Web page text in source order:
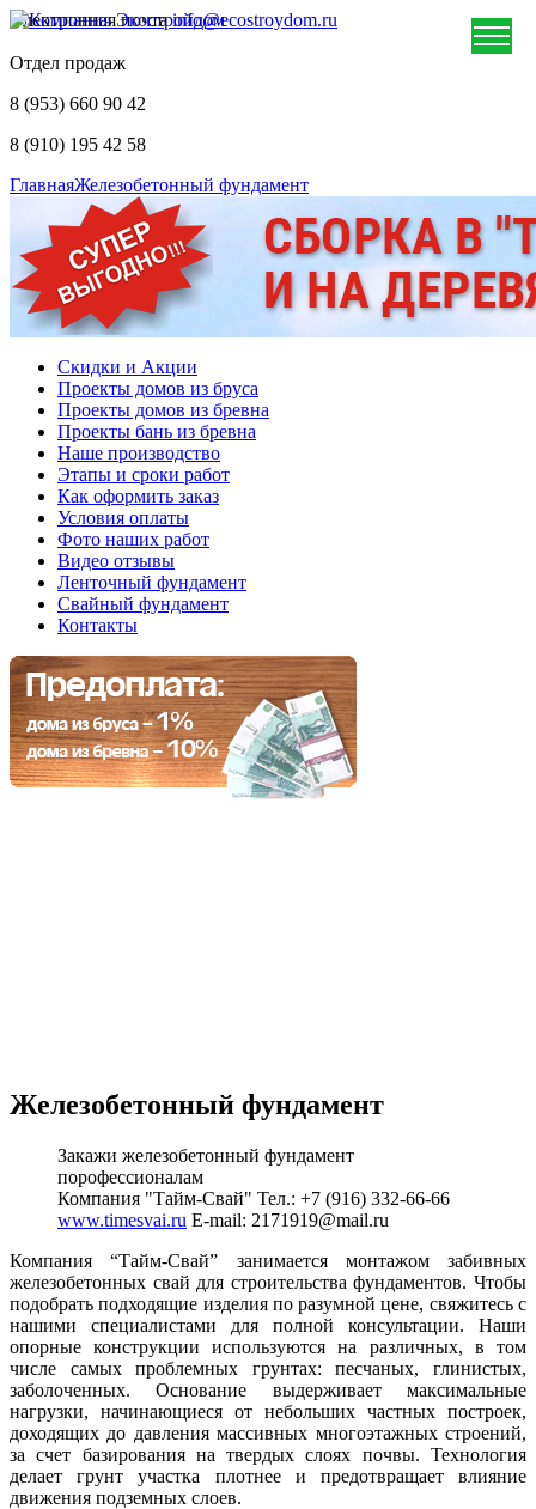
Электронная почта info@ecostroydom.ru
Отдел продаж
8 (953) 660 90 42
8 (910) 195 42 58
ГлавнаяЖелезобетонный фундамент
Скидки и Акции
Проекты домов из бруса
Проекты домов из бревна
Проекты бань из бревна
Наше производство
Этапы и сроки работ
Как оформить заказ
Условия оплаты
Фото наших работ
Видео отзывы
Ленточный фундамент
Свайный фундамент
Контакты
Железобетонный фундамент
Закажи железобетонный фундамент
порофессионалам
Компания "Тайм-Свай" Тел.: +7 (916) 332-66-66
www.timesvai.ru E-mail: 2171919@mail.ru
Компания “Тайм-Свай” занимается монтажом забивных
железобетонных свай для строительства фундаментов. Чтобы
подобрать подходящие изделия по разумной цене, свяжитесь с
нашими специалистами для полной консультации. Наши
опорные конструкции используются на различных, в том
числе самых проблемных грунтах: песчаных, глинистых,
заболоченных. Основание выдерживает максимальные
нагрузки, начинающиеся от небольших частных построек,
доходящих до давления массивных многоэтажных строений,
за счет базирования на твердых слоях почвы. Технология
делает грунт участка плотнее и предотвращает влияние
движения подземных слоев.